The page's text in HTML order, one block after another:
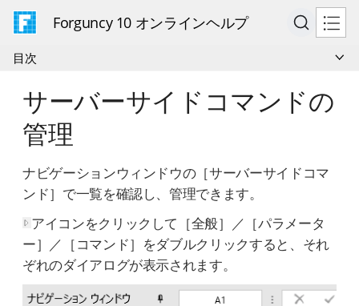
Forguncy 10 オンラインヘルプ
目次
サーバーサイドコマンドの
管理
ナビゲーションウィンドウの［サーバーサイドコマ
ンド］で一覧を確認し、管理できます。
アイコンをクリックして［全般］／［パラメータ
ー］／［コマンド］をダブルクリックすると、それ
ぞれのダイアログが表示されます。